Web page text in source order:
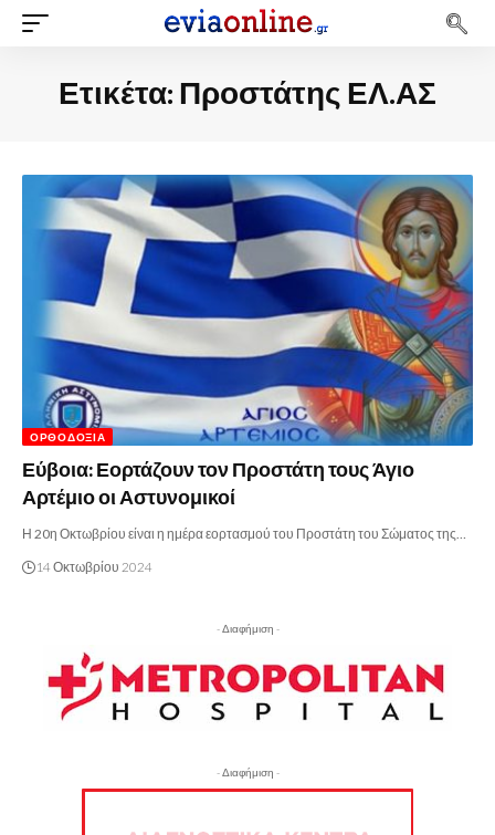
Ετικέτα: Προστάτης ΕΛ.ΑΣ
ΟΡΘΟΔΟΞΊΑ
Εύβοια: Εορτάζουν τον Προστάτη τους Άγιο
Αρτέμιο οι Αστυνομικοί
Η 20η Οκτωβρίου είναι η ημέρα εορτασμού του Προστάτη του Σώματος της…
14 Οκτωβρίου 2024
- Διαφήμιση -
- Διαφήμιση -